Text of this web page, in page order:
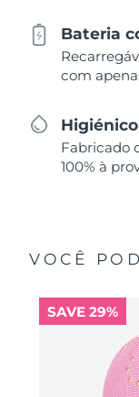
Bateria
com
Fabricado
100% à
VOCÊ
SAVE 29%